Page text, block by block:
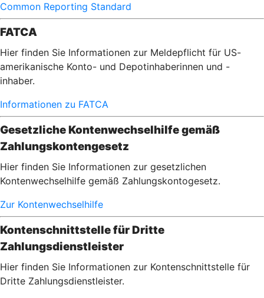
Common Reporting Standard
FATCA
Hier finden Sie Informationen zur Meldepflicht für US-
amerikanische Konto- und Depotinhaberinnen und -
inhaber.
Informationen zu FATCA
Gesetzliche Kontenwechselhilfe gemäß
Zahlungskontengesetz
Hier finden Sie Informationen zur gesetzlichen
Kontenwechselhilfe gemäß Zahlungskontogesetz.
Zur Kontenwechselhilfe
Kontenschnittstelle für Dritte
Zahlungsdienstleister
Hier finden Sie Informationen zur Kontenschnittstelle für
Dritte Zahlungsdienstleister.